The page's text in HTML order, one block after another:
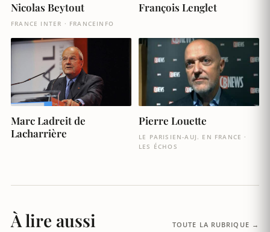
Nicolas Beytout
FRANCE INTER · FRANCEINFO
François Lenglet
Marc Ladreit de
Lacharrière
Pierre Louette
LE PARISIEN-AUJ. EN FRANCE ·
LES ÉCHOS
À lire aussi TOUTE LA RUBRIQUE →